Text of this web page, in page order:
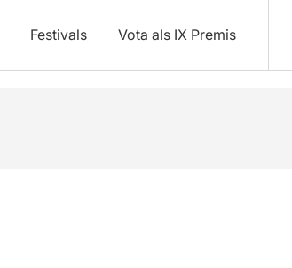
Festivals Vota als IX Premis